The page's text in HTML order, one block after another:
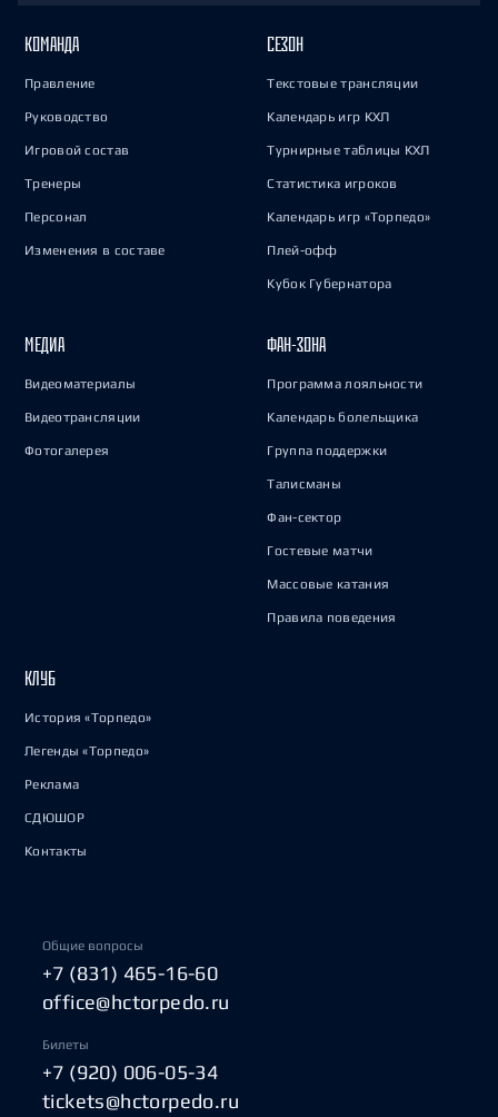
КОМАНДА
Правление
Руководство
Игровой состав
Тренеры
Персонал
Изменения в составе
СЕЗОН
Текстовые трансляции
Календарь игр КХЛ
Турнирные таблицы КХЛ
Статистика игроков
Календарь игр «Торпедо»
Плей-офф
Кубок Губернатора
МЕДИА
Видеоматериалы
Видеотрансляции
Фотогалерея
ФАН-ЗОНА
Программа лояльности
Календарь болельщика
Группа поддержки
Талисманы
Фан-сектор
Гостевые матчи
Массовые катания
Правила поведения
КЛУБ
История «Торпедо»
Легенды «Торпедо»
Реклама
СДЮШОР
Контакты
Общие вопросы
+7 (831) 465-16-60
office@hctorpedo.ru
Билеты
+7 (920) 006-05-34
tickets@hctorpedo.ru